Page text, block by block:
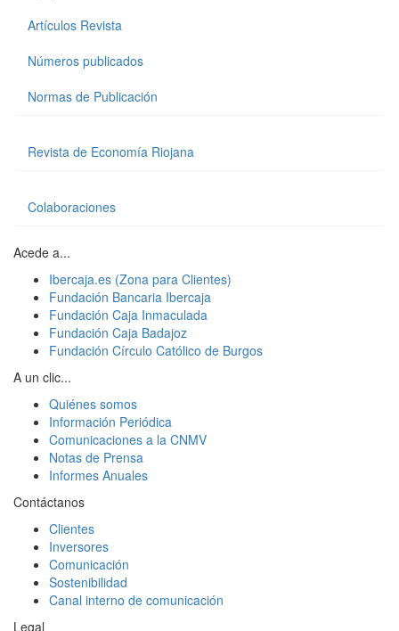
Artículos Revista
Números publicados
Normas de Publicación
Revista de Economía Riojana
Colaboraciones
Acede a...
Ibercaja.es (Zona para Clientes)
Fundación Bancaria Ibercaja
Fundación Caja Inmaculada
Fundación Caja Badajoz
Fundación Círculo Católico de Burgos
A un clic...
Quiénes somos
Información Periódica
Comunicaciones a la CNMV
Notas de Prensa
Informes Anuales
Contáctanos
Clientes
Inversores
Comunicación
Sostenibilidad
Canal interno de comunicación
Legal